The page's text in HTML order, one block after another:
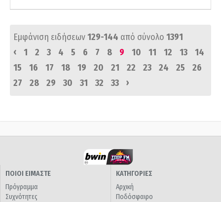
Εμφάνιση ειδήσεων129-144 από σύνολο 1391
‹
1 2 3 4 5 6 7 8 9 10 11 12 13
14
15
16 17 18 19 20 21 22 23 24 25
26
27
28 29 30 31 32 33 ›
ΠΟΙΟΙ ΕΙΜΑΣΤΕ
Πρόγραμμα
Συχνότητες
ΚΑΤΗΓΟΡΙΕΣ
Αρχική
Ποδόσφαιρο